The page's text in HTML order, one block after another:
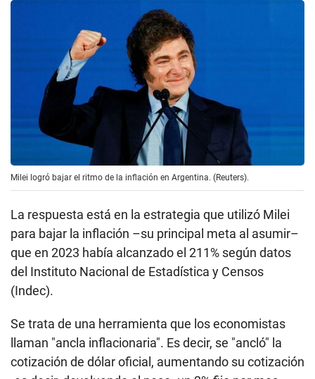
Milei logró bajar el ritmo de la inflación en Argentina. (Reuters).
La respuesta está en la estrategia que utilizó Milei
para bajar la inflación –su principal meta al asumir–
que en 2023 había alcanzado el 211% según datos
del Instituto Nacional de Estadística y Censos
(Indec).
Se trata de una herramienta que los economistas
llaman "ancla inflacionaria". Es decir, se "ancló" la
cotización de dólar oficial, aumentando su cotización